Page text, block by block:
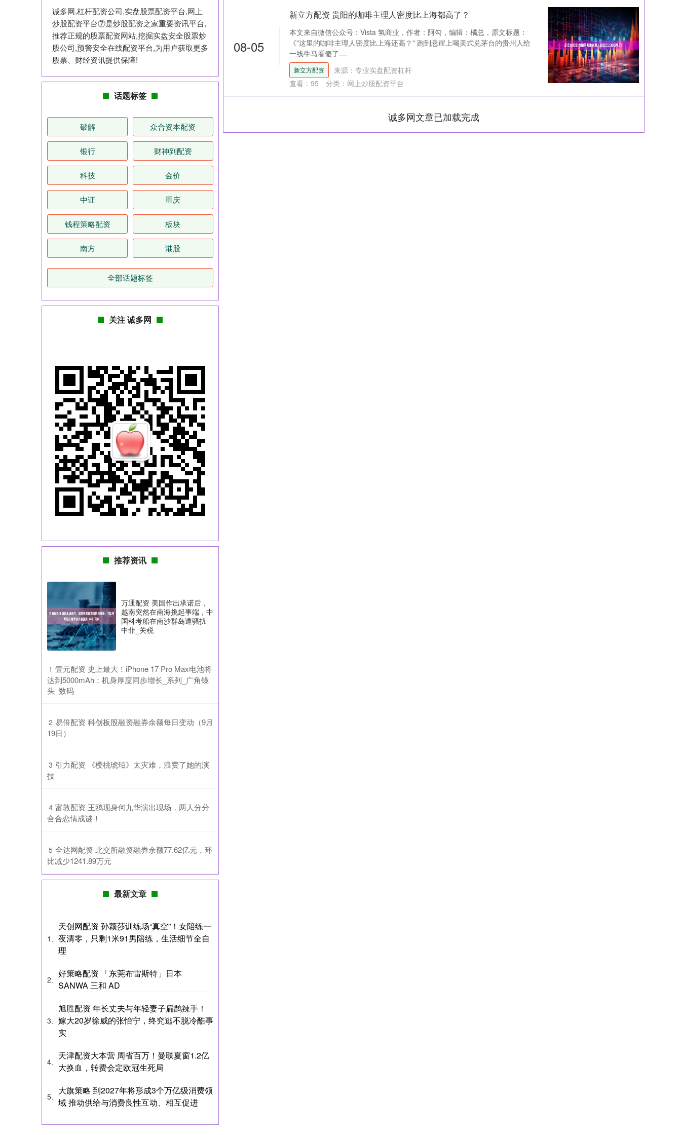
08-05
新立方配资 贵阳的咖啡主理人密度比上海都高了？
本文来自微信公众号：Vista 氢商业，作者：阿勾，编辑：橘总，原文标题：
《"这里的咖啡主理人密度比上海还高？" 跑到悬崖上喝美式兑茅台的贵州人给
一线牛马看傻了....
新立方配资
来源：专业实盘配资杠杆
查看： 95 分类： 网上炒股配资平台
诚多网文章已加载完成
诚多网,杠杆配资公司,实盘股票配资平台,网上
炒股配资平台⑦是炒股配资之家重要资讯平台,
推荐正规的股票配资网站,挖掘实盘安全股票炒
股公司,预警安全在线配资平台,为用户获取更多
股票、财经资讯提供保障!
话题标签
破解 众合资本配资
银行 财神到配资
科技 金价
中证 重庆
钱程策略配资 板块
南方 港股
全部话题标签
关注 诚多网
推荐资讯
万通配资 美国作出承诺后，
越南突然在南海挑起事端，中
国科考船在南沙群岛遭骚扰_
中菲_关税
1 ​壹元配资 史上最大！iPhone 17 Pro Max电池将
达到5000mAh：机身厚度同步增长_系列_广角镜
头_数码
2 ​易倍配资 科创板股融资融券余额每日变动（9月
19日）
3 ​引力配资 《樱桃琥珀》太灾难，浪费了她的演
技
4 ​富敦配资 王鸥现身何九华演出现场，两人分分
合合恋情成谜！
5 ​全达网配资 北交所融资融券余额77.62亿元，环
比减少1241.89万元
最新文章
1、
天创网配资 孙颖莎训练场“真空”！女陪练一
夜清零，只剩1米91男陪练，生活细节全自
理
2、
好策略配资 「东莞布雷斯特」日本
SANWA 三和 AD
3、
旭胜配资 年长丈夫与年轻妻子扁鹊辣手！
嫁大20岁徐威的张怡宁，终究逃不脱冷酷事
实
4、
天津配资大本营 周省百万！曼联夏窗1.2亿
大换血，转费会定欧冠生死局
5、
大旗策略 到2027年将形成3个万亿级消费领
域 推动供给与消费良性互动、相互促进